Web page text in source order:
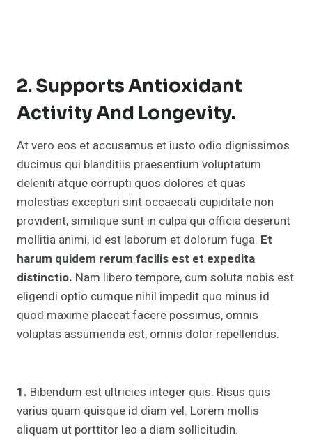
2. Supports Antioxidant
Activity And Longevity.
At vero eos et accusamus et iusto odio dignissimos
ducimus qui blanditiis praesentium voluptatum
deleniti atque corrupti quos dolores et quas
molestias excepturi sint occaecati cupiditate non
provident, similique sunt in culpa qui officia deserunt
mollitia animi, id est laborum et dolorum fuga. Et
harum quidem rerum facilis est et expedita
distinctio. Nam libero tempore, cum soluta nobis est
eligendi optio cumque nihil impedit quo minus id
quod maxime placeat facere possimus, omnis
voluptas assumenda est, omnis dolor repellendus.
1. Bibendum est ultricies integer quis. Risus quis
varius quam quisque id diam vel. Lorem mollis
aliquam ut porttitor leo a diam sollicitudin.